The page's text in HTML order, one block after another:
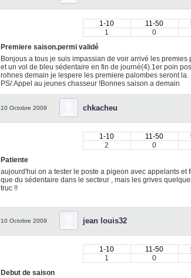
1-10 11-50
1
0
Premiere saison.permi validé
Bonjous a tous je suis impassian de voir arrivé les
et un vol de bleu sédentaire en fin de journé(4).1er poin
rohnes demain je lespere les premiere palombes seront la.
PS/:Appel au jeunes chasseur !Bonnes saison a demain
10 Octobre 2009 chkacheu
1-10 11-50
2
0
Patiente
aujourd'hui on a tester le poste a pigeon avec appelants et
que du sédentaire dans le secteur , mais les grives
truc !!
10 Octobre 2009 jean louis32
1-10 11-50
1
0
Debut de saison